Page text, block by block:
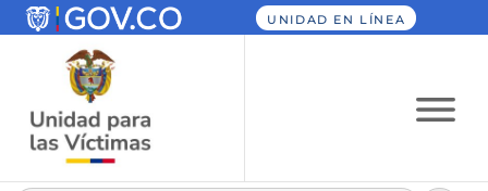
UNIDAD EN LÍNEA